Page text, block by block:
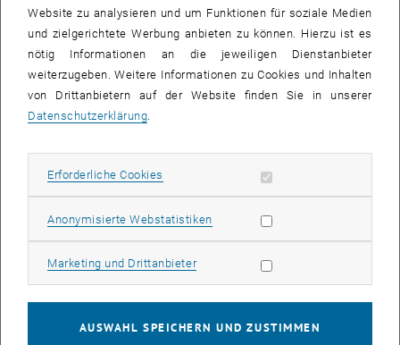
Um Anmeldung unter <link>fm@tuwien.ac.at wird gebeten.
Termin: 9. September 2008, 18.00 Uhr
Ort: TU Wien – Hauptgebäude
Nach Anmeldung werden Ihnen per E-Mail detaillierte Informationen
Abschluss: Master of Business Administration (MBA) der TU Wien
Studiendauer: 4 Semester, berufsbegleitend, modularer Aufbau
Lehrgangsleitung: Univ.Prof. Dr. Alexander Redlein
Website zu analysieren und um Funktionen für soziale Medien
und zielgerichtete Werbung anbieten zu können. Hierzu ist es
nötig Informationen an die jeweiligen Dienstanbieter
weiterzugeben. Weitere Informationen zu Cookies und Inhalten
von Drittanbietern auf der Website finden Sie in unserer
Datenschutzerklärung
Erforderliche Cookies Erforderliche Cookies zulassen
Anonymisierte WebstatistikenStatistik Cookies zulassen
Marketing und DrittanbieterMarketing Cookies zulassen
AUSWAHL SPEICHERN UND ZUSTIMMEN